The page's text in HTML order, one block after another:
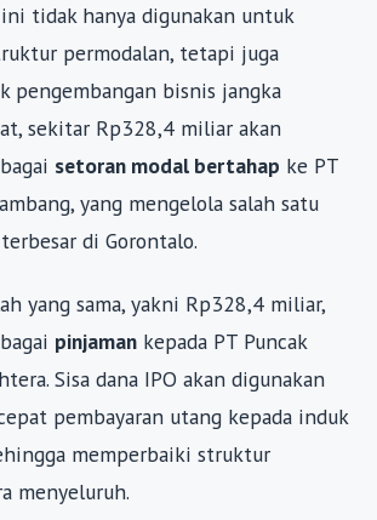
tidak hanya digunakan untuk
permodalan, tetapi juga
pengembangan bisnis jangka
sekitar Rp328,4 miliar akan
setoran modal bertahap ke PT
yang mengelola salah satu
di Gorontalo.
yang sama, yakni Rp328,4 miliar,
pinjaman kepada PT Puncak
Sisa dana IPO akan digunakan
pembayaran utang kepada induk
memperbaiki struktur
menyeluruh.